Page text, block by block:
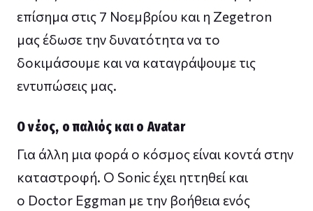
επίσημα στις 7 Νοεμβρίου και η Zegetron
μας έδωσε την δυνατότητα να το
δοκιμάσουμε και να καταγράψουμε τις
εντυπώσεις μας.
Ο νέος, ο παλιός και ο Avatar
Για άλλη μια φορά ο κόσμος είναι κοντά στην
καταστροφή. Ο Sonic έχει ηττηθεί και
ο Doctor Eggman με την βοήθεια ενός